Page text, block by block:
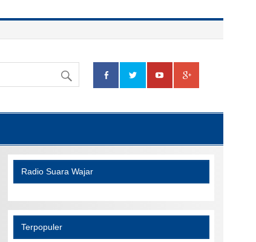
Radio Suara Wajar
Terpopuler